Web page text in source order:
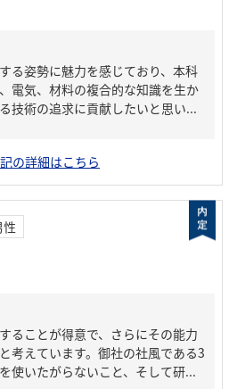
る姿勢に魅力を感じており、本科
電気、材料の複合的な知識を生か
技術の追求に貢献したいと思い...
の詳細はこちら
性
ることが得意で、さらにその能力
考えています。御社の社風である3
使いたがらないこと、そして研...